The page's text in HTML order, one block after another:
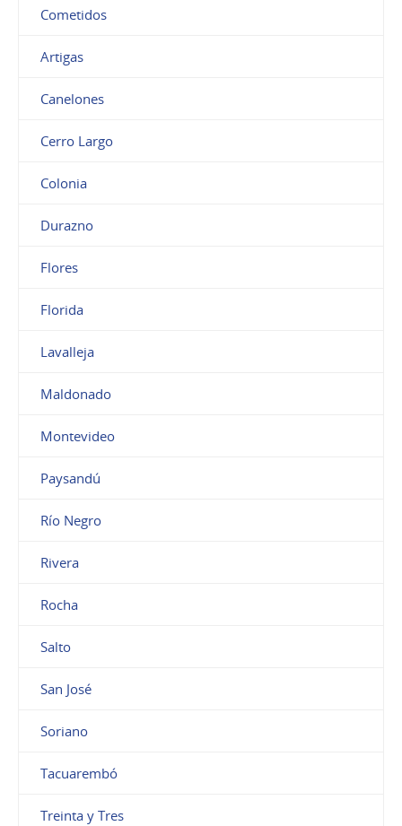
Cometidos
Artigas
Canelones
Cerro Largo
Colonia
Durazno
Flores
Florida
Lavalleja
Maldonado
Montevideo
Paysandú
Río Negro
Rivera
Rocha
Salto
San José
Soriano
Tacuarembó
Treinta y Tres